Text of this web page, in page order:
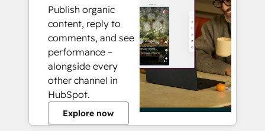
Publish organic
content, reply to
comments, and see
performance –
alongside every
other channel in
HubSpot.
Explore now